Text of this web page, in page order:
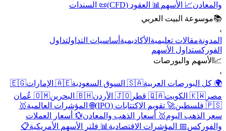
والمعادن📈 الأسهم📊 العقود (CFD)
📜 السندات
📚موسوعة البيت العربي
المدونةمقالات تعليميةالأكاديميةأساسيات التداولتداول
الفوركستداول الأسهم
📈الأسهم والبورصات
🌍 كل البورصات العربية🇸🇦 السوق السعودية 🇦🇪 الإمارات
🇪🇬
مصر 🇰🇼 الكويت 🇶🇦 قطر 🇯🇴 الأردن 🇧🇭 البحرين
🇴🇲 عُمان
🇵🇸 فلسطين
🚀 تقويم الاكتتابات (IPO) 🌐 المؤشرات العالمية🥇
سعر الذهب اليوم🥇 أسعار الذهب والمعادن💱 أسعار العملات
والفوركس 📅 المؤشرات الاقتصادية📊 فلتر الأسهم الأمريكية📋